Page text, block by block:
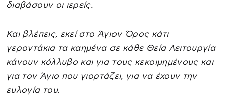
διαβάσουν οι ιερείς.
Και βλέπεις, εκεί στο Άγιον Όρος κάτι
γεροντάκια τα καημένα σε κάθε Θεία Λειτουργία
κάνουν κόλλυβο και για τους κεκοιμημένους και
για τον Άγιο που γιορτάζει, για να έχουν την
ευλογία του.